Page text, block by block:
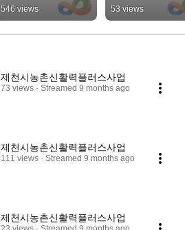
로젝트
546 views
산 어때?' 🌾🚜
53 views
제천시농촌신활력플러스사업
73 views Streamed 9 months ago
제천시농촌신활력플러스사업
111 views Streamed 9 months ago
제천시농촌신활력플러스사업